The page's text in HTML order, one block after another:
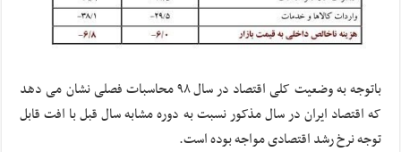
باتوجه به وضعیت کلی اقتصاد در سال ۹۸ محاسبات فصلی نشان می دهد
که اقتصاد ایران در سال مذکور نسبت به دوره مشابه سال قبل با افت قابل
توجه نرخ رشد اقتصادی مواجه بوده است.